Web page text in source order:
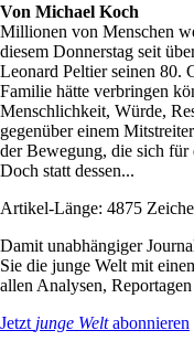
Von Michael Koch
Millionen von Menschen
diesem Donnerstag seit
Leonard Peltier seinen 80.
Familie hätte verbringen
Menschlichkeit, Würde,
gegenüber einem
der Bewegung, die sich
Doch statt dessen...
Artikel-Länge: 4875
Damit unabhängiger
Sie die junge Welt mit
allen Analysen,
Jetzt junge Weltabonnieren